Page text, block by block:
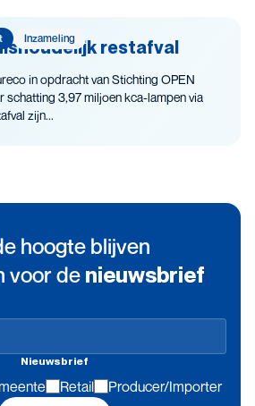
Inzameling restafval
in opdracht van Stichting OPEN
schatting 3,97 miljoen kca-lampen via
zijn...
hoogte blijven
voor de nieuwsbrief
Nieuwsbrief
Retail Producer/Importer